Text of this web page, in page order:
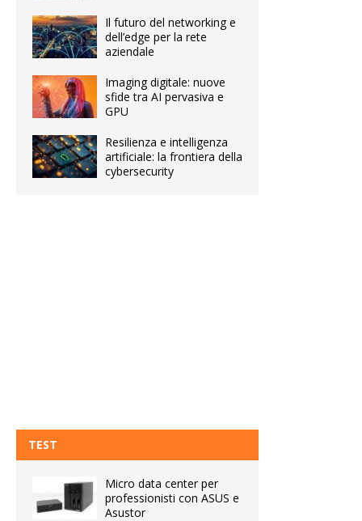
Il futuro del networking e
dell’edge per la rete
aziendale
Imaging digitale: nuove
sfide tra AI pervasiva e
GPU
Resilienza e intelligenza
artificiale: la frontiera della
cybersecurity
TEST
Micro data center per
professionisti con ASUS e
Asustor